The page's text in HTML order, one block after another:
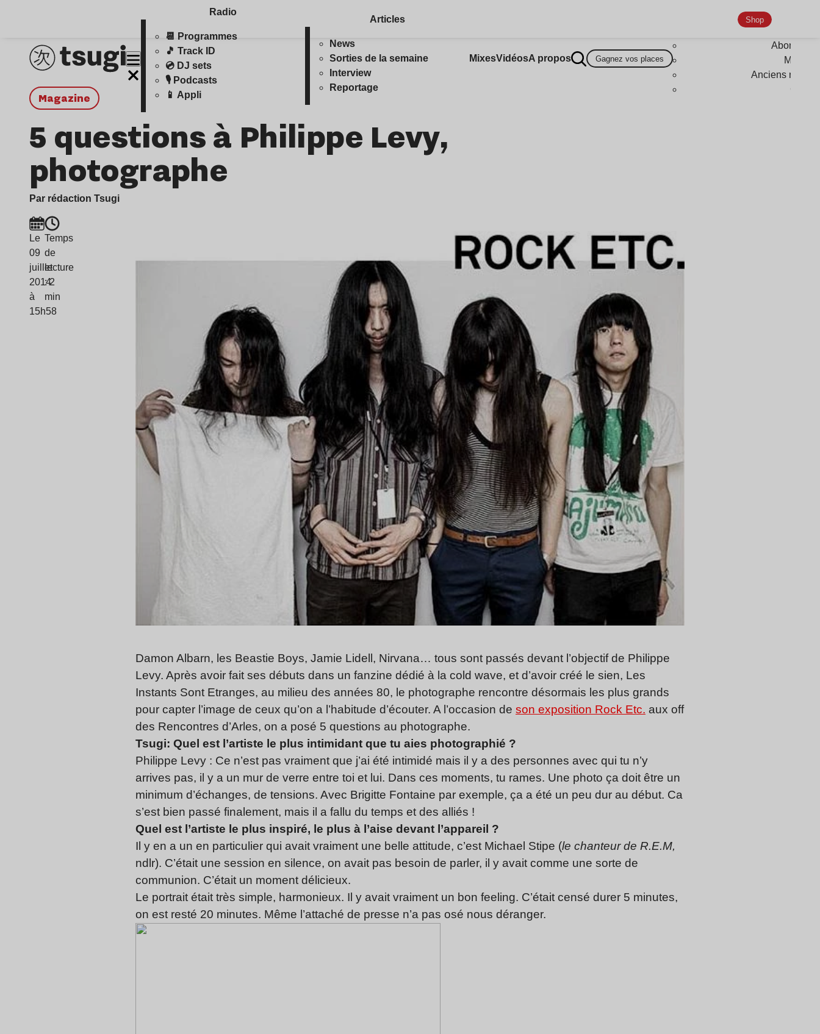
Radio
📆 Programmes
🎵 Track ID
💿 DJ sets
🎙️ Podcasts
📱 Appli
Articles
News
Sorties de la semaine
Interview
Reportage
MixesVidéosA propos Gagnez vos places
Shop
Anciens
magazine
5 questions à Philippe Levy,
photographe
Par rédaction Tsugi
Le
09
juillet
2014
à
15h58
Temps
de
lecture
: 2
min
Damon Albarn, les Beastie Boys, Jamie Lidell, Nirvana… tous sont passés devant l’objectif de Philippe
Levy. Après avoir fait ses débuts dans un fanzine dédié à la cold wave, et d’avoir créé le sien, Les
Instants Sont Etranges, au milieu des années 80, le photographe rencontre désormais les plus grands
pour capter l’image de ceux qu’on a l’habitude d’écouter. A l’occasion de son exposition Rock Etc. aux off
des Rencontres d’Arles, on a posé 5 questions au photographe.
Tsugi: Quel est l’artiste le plus intimidant que tu aies photographié ?
Philippe Levy : Ce n’est pas vraiment que j’ai été intimidé mais il y a des personnes avec qui tu n’y
arrives pas, il y a un mur de verre entre toi et lui. Dans ces moments, tu rames. Une photo ça doit être un
minimum d’échanges, de tensions. Avec Brigitte Fontaine par exemple, ça a été un peu dur au début. Ca
s’est bien passé finalement, mais il a fallu du temps et des alliés !
Quel est l’artiste le plus inspiré, le plus à l’aise devant l’appareil ?
Il y en a un en particulier qui avait vraiment une belle attitude, c’est Michael Stipe (le chanteur de R.E.M,
ndlr). C’était une session en silence, on avait pas besoin de parler, il y avait comme une sorte de
communion. C’était un moment délicieux.
Le portrait était très simple, harmonieux. Il y avait vraiment un bon feeling. C’était censé durer 5 minutes,
on est resté 20 minutes. Même l’attaché de presse n’a pas osé nous déranger.